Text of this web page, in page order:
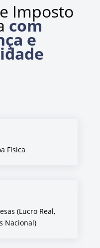
Imposto
com
e
Física
(Lucro Real,
Nacional)